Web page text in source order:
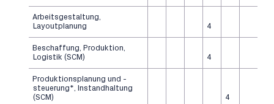
Arbeitsgestaltung,
Layoutplanung
4
Beschaffung, Produktion,
Logistik (SCM)
4
Produktionsplanung und -
steuerung*, Instandhaltung
(SCM)
4